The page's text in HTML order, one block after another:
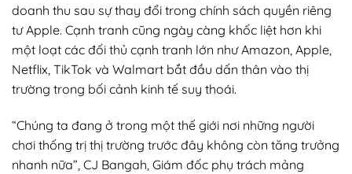
doanh thu sau sự thay đổi trong chính sách quyền riêng
tư Apple. Cạnh tranh cũng ngày càng khốc liệt hơn khi
một loạt các đối thủ cạnh tranh lớn như Amazon, Apple,
Netflix, TikTok và Walmart bắt đầu dấn thân vào thị
trường trong bối cảnh kinh tế suy thoái.
“Chúng ta đang ở trong một thế giới nơi những người
chơi thống trị thị trường trước đây không còn tăng trưởng
nhanh nữa”, CJ Bangah, Giám đốc phụ trách mảng